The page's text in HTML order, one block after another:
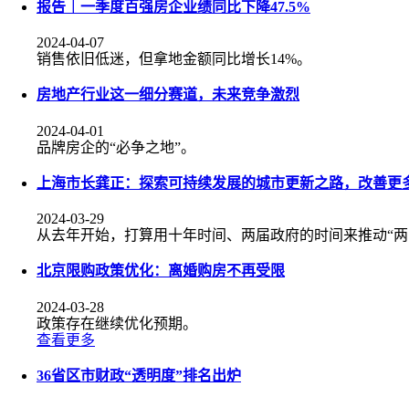
报告｜一季度百强房企业绩同比下降47.5%
2024-04-07
销售依旧低迷，但拿地金额同比增长14%。
房地产行业这一细分赛道，未来竞争激烈
2024-04-01
品牌房企的“必争之地”。
上海市长龚正：探索可持续发展的城市更新之路，改善更
2024-03-29
从去年开始，打算用十年时间、两届政府的时间来推动“
北京限购政策优化：离婚购房不再受限
2024-03-28
政策存在继续优化预期。
查看更多
36省区市财政“透明度”排名出炉